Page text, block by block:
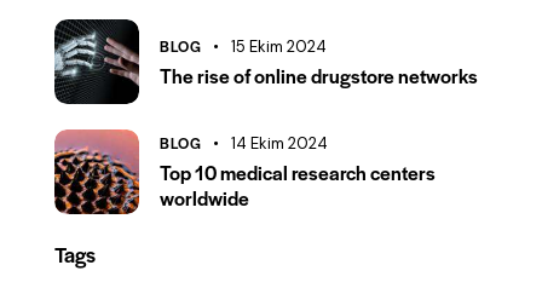
BLOG 15 Ekim 2024
The rise of online drugstore networks
BLOG 14 Ekim 2024
Top 10 medical research centers
worldwide
Tags